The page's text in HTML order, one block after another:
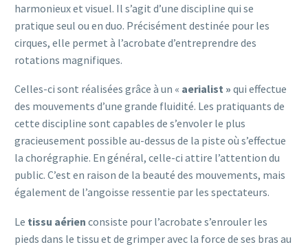
harmonieux et visuel. Il s’agit d’une discipline qui se
pratique seul ou en duo. Précisément destinée pour les
cirques, elle permet à l’acrobate d’entreprendre des
rotations magnifiques.
Celles-ci sont réalisées grâce à un « aerialist » qui effectue
des mouvements d’une grande fluidité. Les pratiquants de
cette discipline sont capables de s’envoler le plus
gracieusement possible au-dessus de la piste où s’effectue
la chorégraphie. En général, celle-ci attire l’attention du
public. C’est en raison de la beauté des mouvements, mais
également de l’angoisse ressentie par les spectateurs.
Le tissu aérien consiste pour l’acrobate s’enrouler les
pieds dans le tissu et de grimper avec la force de ses bras au